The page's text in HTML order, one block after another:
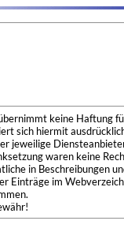
keine Haftung
sich hiermit
jeweilige
waren keine
in Beschreibungen
Einträge im